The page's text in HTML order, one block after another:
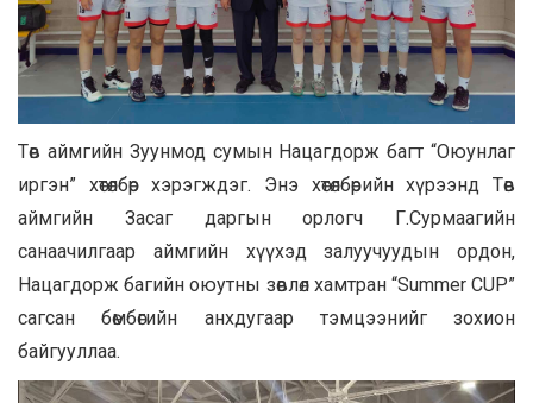
Төв аймгийн Зуунмод сумын Нацагдорж багт “Оюунлаг
иргэн” хөтөлбөр хэрэгждэг. Энэ хөтөлбөрийн хүрээнд Төв
аймгийн Засаг даргын орлогч Г.Сурмаагийн
санаачилгаар аймгийн хүүхэд залуучуудын ордон,
Нацагдорж багийн оюутны зөвлөл хамтран “Summer CUP”
сагсан бөмбөгийн анхдугаар тэмцээнийг зохион
байгууллаа.